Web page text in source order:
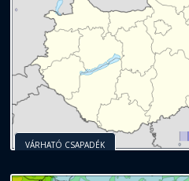
VÁRHATÓ CSAPADÉK